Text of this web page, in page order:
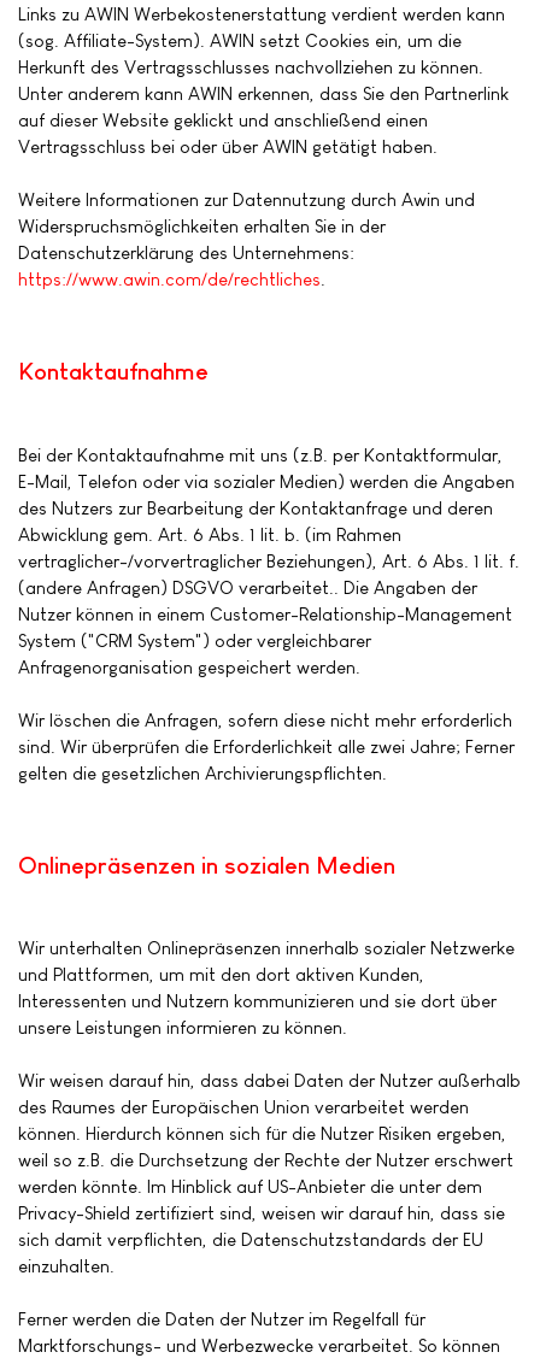
Links zu AWIN Werbekostenerstattung verdient werden kann
(sog. Affiliate-System). AWIN setzt Cookies ein, um die
Herkunft des Vertragsschlusses nachvollziehen zu können.
Unter anderem kann AWIN erkennen, dass Sie den Partnerlink
auf dieser Website geklickt und anschließend einen
Vertragsschluss bei oder über AWIN getätigt haben.
Weitere Informationen zur Datennutzung durch Awin und
Widerspruchsmöglichkeiten erhalten Sie in der
Datenschutzerklärung des Unternehmens:
https://www.awin.com/de/rechtliches
Kontaktaufnahme
Bei der Kontaktaufnahme mit uns (z.B. per Kontaktformular,
E-Mail, Telefon oder via sozialer Medien) werden die Angaben
des Nutzers zur Bearbeitung der Kontaktanfrage und deren
Abwicklung gem. Art. 6 Abs. 1 lit. b. (im Rahmen
vertraglicher-/vorvertraglicher Beziehungen), Art. 6 Abs. 1 lit. f.
(andere Anfragen) DSGVO verarbeitet.. Die Angaben der
Nutzer können in einem Customer-Relationship-Management
System ("CRM System") oder vergleichbarer
Anfragenorganisation gespeichert werden.
Wir löschen die Anfragen, sofern diese nicht mehr erforderlich
sind. Wir überprüfen die Erforderlichkeit alle zwei Jahre; Ferner
gelten die gesetzlichen Archivierungspflichten.
Onlinepräsenzen in sozialen Medien
Wir unterhalten Onlinepräsenzen innerhalb sozialer Netzwerke
und Plattformen, um mit den dort aktiven Kunden,
Interessenten und Nutzern kommunizieren und sie dort über
unsere Leistungen informieren zu können.
Wir weisen darauf hin, dass dabei Daten der Nutzer außerhalb
des Raumes der Europäischen Union verarbeitet werden
können. Hierdurch können sich für die Nutzer Risiken ergeben,
weil so z.B. die Durchsetzung der Rechte der Nutzer erschwert
werden könnte. Im Hinblick auf US-Anbieter die unter dem
Privacy-Shield zertifiziert sind, weisen wir darauf hin, dass sie
sich damit verpflichten, die Datenschutzstandards der EU
einzuhalten.
Ferner werden die Daten der Nutzer im Regelfall für
Marktforschungs- und Werbezwecke verarbeitet. So können